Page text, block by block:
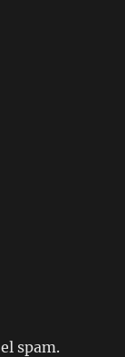
spam.